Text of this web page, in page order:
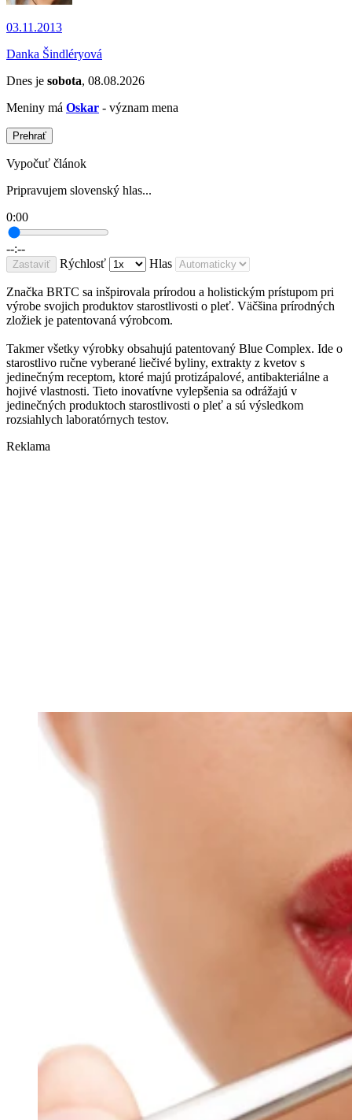
03.11.2013
Danka Šindléryová
Dnes je sobota, 08.08.2026
Meniny má Oskar - význam mena
Prehrať
Vypočuť článok
Pripravujem slovenský hlas...
0:00
--:--
Zastaviť Rýchlosť Hlas
Značka BRTC sa inšpirovala prírodou a holistickým prístupom pri
výrobe svojich produktov starostlivosti o pleť. Väčšina prírodných
zložiek je patentovaná výrobcom.
Takmer všetky výrobky obsahujú patentovaný Blue Complex. Ide o
starostlivo ručne vyberané liečivé byliny, extrakty z kvetov s
jedinečným receptom, ktoré majú protizápalové, antibakteriálne a
hojivé vlastnosti. Tieto inovatívne vylepšenia sa odrážajú v
jedinečných produktoch starostlivosti o pleť a sú výsledkom
rozsiahlych laboratórnych testov.
Reklama